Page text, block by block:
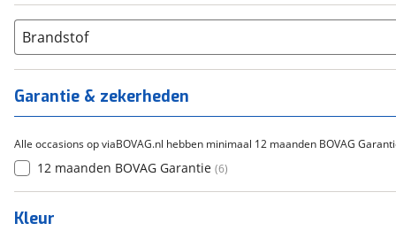
Brandstof
Garantie & zekerheden
Alle occasions op viaBOVAG.nl hebben minimaal 12 maanden BOVAG
12 maanden BOVAG Garantie (6)
Kleur